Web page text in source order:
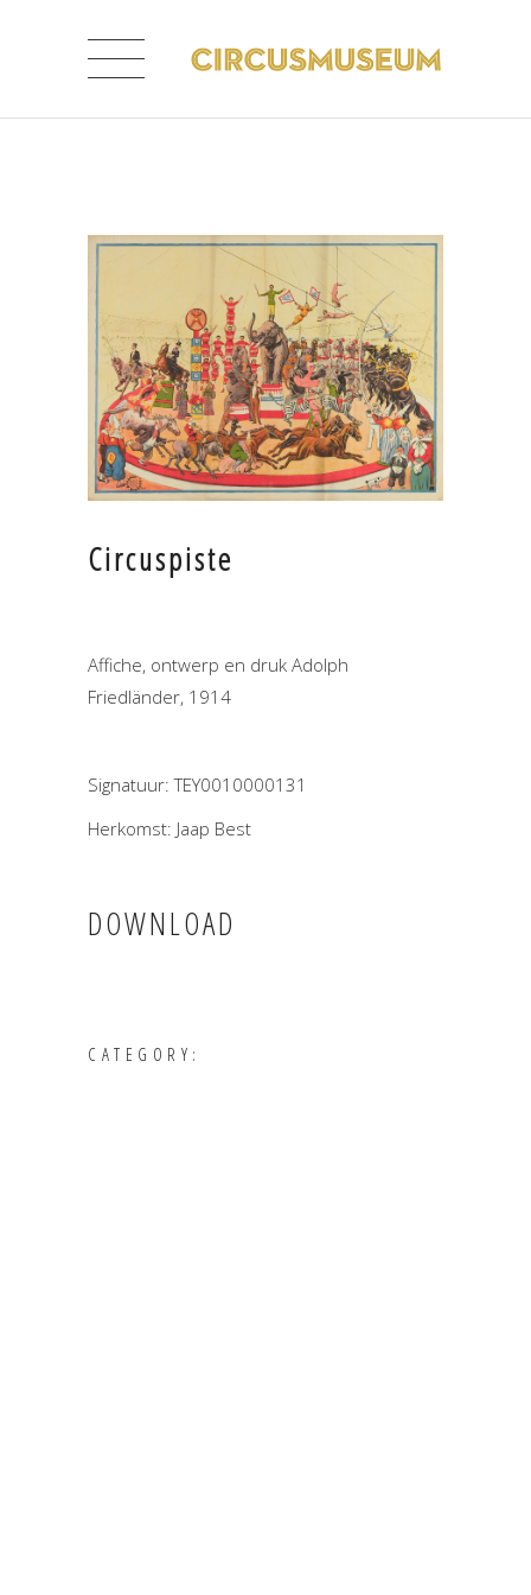
Circuspiste
Affiche, ontwerp en druk Adolph
Friedländer, 1914
Signatuur: TEY0010000131
Herkomst: Jaap Best
DOWNLOAD
CATEGORY: